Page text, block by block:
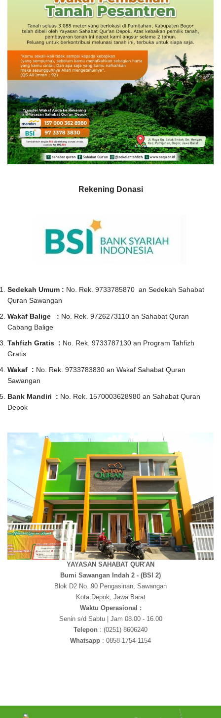
Rekening Donasi
Sedekah Umum : No. Rek. 9733785870 an Sedekah Sahabat
Quran Sawangan
Wakaf Balige : No. Rek. 9726273110 an Sahabat Quran
Cabang Balige
Tahfizh Gratis : No. Rek. 9733787130 an Program Tahfizh
Gratis
Wakaf : No. Rek. 9733783830 an Wakaf Sahabat Quran
Sawangan
Bank Mandiri : No. Rek. 1570003628980 an Sahabat Quran
Depok
YAYASAN SAHABAT QUR'AN
Bumi Sawangan Indah 2 - (BSI 2)
Blok D2 No. 90 Pengasinan, Sawangan
Kota Depok, Jawa Barat
Waktu Operasional :
Senin s/d Sabtu | Jam 08.00 - 16.00
Telepon : (0251) 8606240
Whatsapp : 0858-1754-1154